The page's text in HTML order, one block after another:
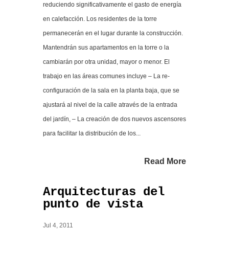
reduciendo significativamente el gasto de energía
en calefacción. Los residentes de la torre
permanecerán en el lugar durante la construcción.
Mantendrán sus apartamentos en la torre o la
cambiarán por otra unidad, mayor o menor. El
trabajo en las áreas comunes incluye – La re-
configuración de la sala en la planta baja, que se
ajustará al nivel de la calle através de la entrada
del jardín, – La creación de dos nuevos ascensores
para facilitar la distribución de los...
Read More
Arquitecturas del
punto de vista
Jul 4, 2011